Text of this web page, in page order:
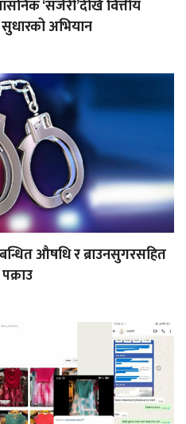
‘सर्जरी’देखि वित्तीय
अभियान
औषधि र ब्राउनसुगरसहित